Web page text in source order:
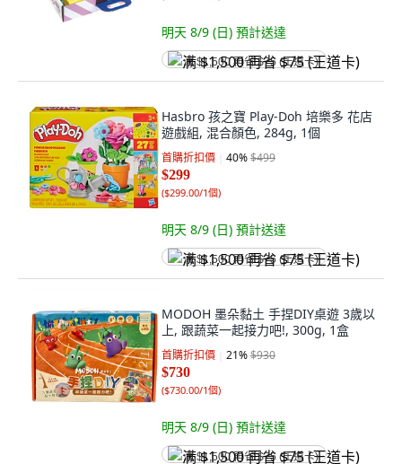
明天 8/9 (日) 預計送達
满 $1,500 再省 $75 (王道卡)
Hasbro 孩之寶 Play-Doh 培樂多 花店
遊戲組, 混合顏色, 284g, 1個
首購折扣價 40%$499
$299
($299.00/1個)
明天 8/9 (日) 預計送達
满 $1,500 再省 $75 (王道卡)
MODOH 墨朵黏土 手捏DIY桌遊 3歲以
上, 跟蔬菜一起接力吧!, 300g, 1盒
首購折扣價 21%$930
$730
($730.00/1個)
明天 8/9 (日) 預計送達
满 $1,500 再省 $75 (王道卡)